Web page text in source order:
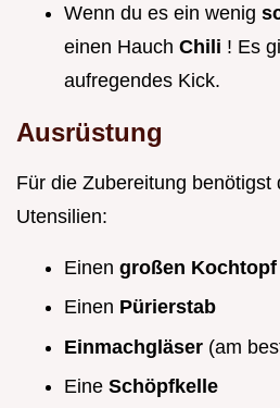
Wenn du es ein wenig
einen Hauch Chili ! Es
aufregendes Kick.
Ausrüstung
Für die Zubereitung benötigst
Utensilien:
Einen großen Kochtopf
Einen Pürierstab
Einmachgläser (am
Eine Schöpfkelle